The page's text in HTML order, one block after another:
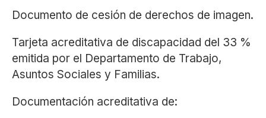
Documento de cesión de derechos de imagen.
Tarjeta acreditativa de discapacidad del 33 %
emitida por el Departamento de Trabajo,
Asuntos Sociales y Familias.
Documentación acreditativa de: